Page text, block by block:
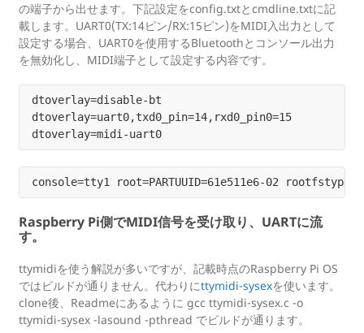
の端子から出せます。下記設定をconfig.txtとcmdline.txtに記
載します。UART0(TX:14ピン/RX:15ピン)をMIDI入出力として
設定する場合、UART0を使用するBluetoothとコンソール出力
を無効化し、MIDI端子として設定する内容です。
dtoverlay=disable-bt
dtoverlay=uart0,txd0_pin=14,rxd0_pin0=15
Raspberry Pi側でMIDI信号を受け取り、UARTに流
す。
ttymidiを使う解説が多いですが、記載時点のRaspberry Pi OS
ではビルドが通りません。代わりにttymidi-sysexを使います。
clone後、Readmeにあるように gcc ttymidi-sysex.c -o
ttymidi-sysex -lasound -pthread でビルドが通ります。